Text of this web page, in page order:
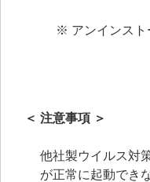
※ アンインスト
＜ 注意事項 ＞
他社製ウイルス対
が正常に起動でき